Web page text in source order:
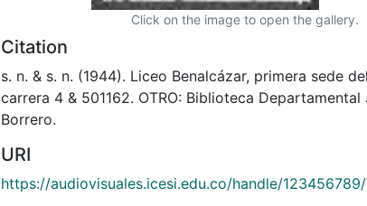
Click on the image to open the gallery.
Citation
s. n. & s. n. (1944). Liceo Benalcázar, primera sede
carrera 4 & 501162. OTRO: Biblioteca Departamental
Borrero.
URI
https://audiovisuales.icesi.edu.co/handle/